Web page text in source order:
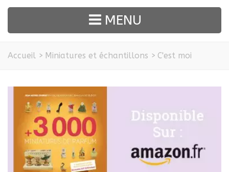
MENU
Accueil > Miniatures et échantillons > C'est moi